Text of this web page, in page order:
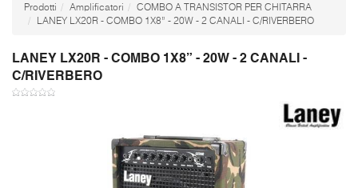
Prodotti Amplificatori
COMBO A TRANSISTOR PER CHITARRA
LANEY LX20R - COMBO 1X8” - 20W - 2 CANALI - C/RIVERBERO
LANEY LX20R - COMBO 1X8” - 20W - 2 CANALI -
C/RIVERBERO